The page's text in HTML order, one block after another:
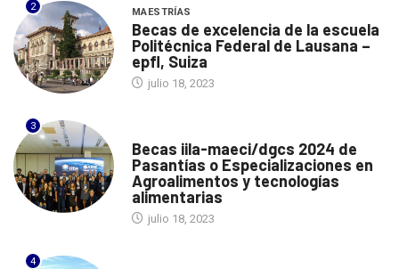
2 MAESTRÍAS
Becas de excelencia de la escuela
Politécnica Federal de Lausana –
epfl, Suiza
julio 18, 2023
3
Becas iila-maeci/dgcs 2024 de
Pasantías o Especializaciones en
Agroalimentos y tecnologías
alimentarias
julio 18, 2023
4